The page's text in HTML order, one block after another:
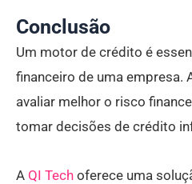
Conclusão
Um motor de crédito é
financeiro de uma empresa.
avaliar melhor o risco
tomar decisões de crédito
A QI Tech oferece uma